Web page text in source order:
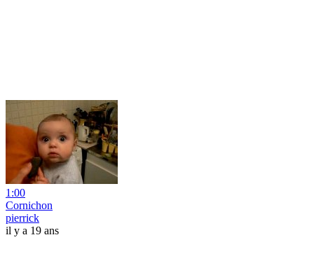
1:00
Cornichon
pierrick
il y a 19 ans